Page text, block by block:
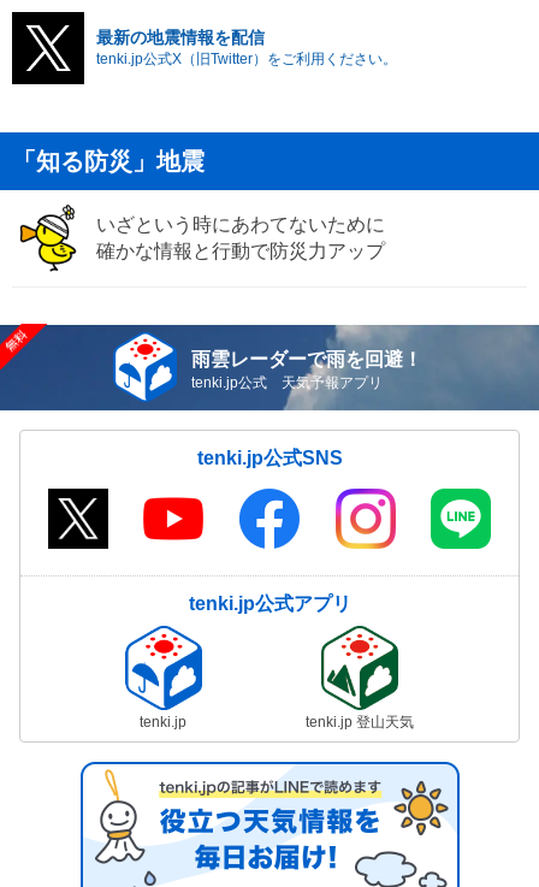
最新の地震情報を配信
tenki.jp公式X（旧Twitter）をご利用ください。
「知る防災」地震
いざという時にあわてないために
確かな情報と行動で防災力アップ
雨雲レーダーで雨を回避！
tenki.jp公式 天気予報アプリ
tenki.jp公式SNS
tenki.jp公式アプリ
tenki.jp tenki.jp 登山天気